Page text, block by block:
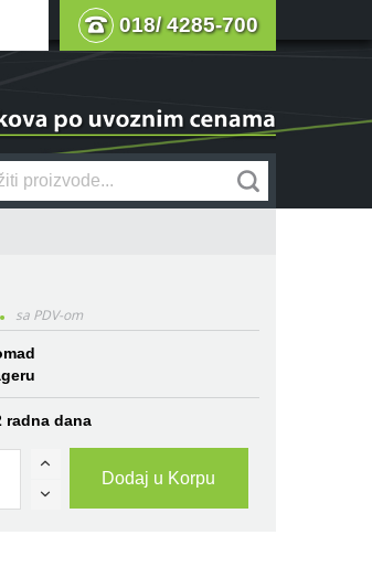
018/ 4285-700
radna dana
Dodaj u Korpu